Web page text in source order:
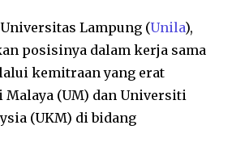
Lampung (Unila),
posisinya dalam kerja sama
kemitraan yang erat
(UM) dan Universiti
(UKM) di bidang